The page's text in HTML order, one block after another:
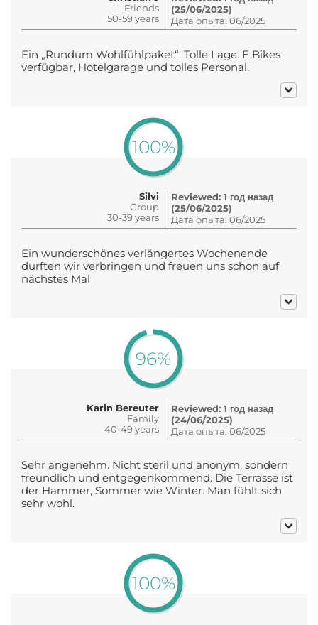
Friends
50-59 years
(25/06/2025)
Дата опыта: 06/2025
Ein „Rundum Wohlfühlpaket“. Tolle Lage. E Bikes
verfügbar, Hotelgarage und tolles Personal.
100%
Silvi
Group
30-39 years
Reviewed: 1 год назад
(25/06/2025)
Дата опыта: 06/2025
Ein wunderschönes verlängertes Wochenende
durften wir verbringen und freuen uns schon auf
nächstes Mal
96%
Karin Bereuter
Family
40-49 years
Reviewed: 1 год назад
(24/06/2025)
Дата опыта: 06/2025
Sehr angenehm. Nicht steril und anonym, sondern
freundlich und entgegenkommend. Die Terrasse ist
der Hammer, Sommer wie Winter. Man fühlt sich
sehr wohl.
100%